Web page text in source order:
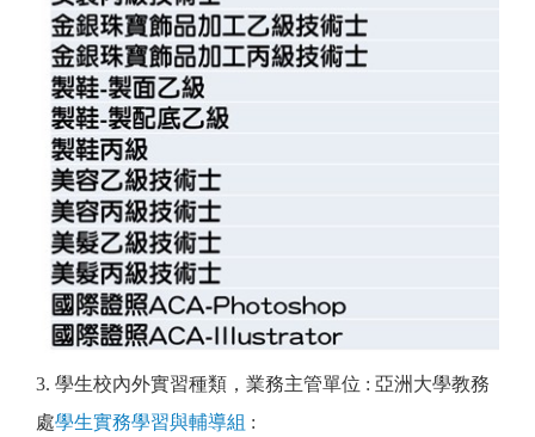
3. 學生校內外實習種類， 業務主管單位 : 亞洲大學教務
處學生實務學習與輔導組 :